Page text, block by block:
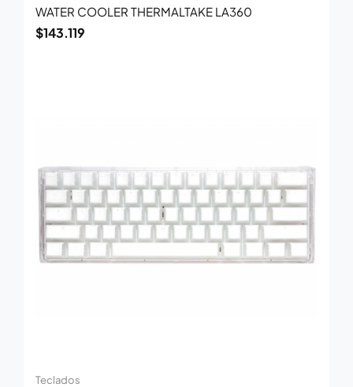
WATER COOLER THERMALTAKE LA360
$143.119
Teclados